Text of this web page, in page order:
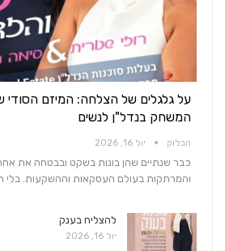
על גלגלים של הצלחה: המיזם הסודי
המשחק בנדל"ן לנשים
הבלוק יול 16, 2026
כבר שנתיים שהן בונות בשקט ובבטחה את
והמרתקות בעולם העסקאות וההשקעות. בלי
להצליח בענק
יול 16, 2026